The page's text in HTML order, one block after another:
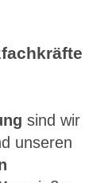
sind wir
unseren